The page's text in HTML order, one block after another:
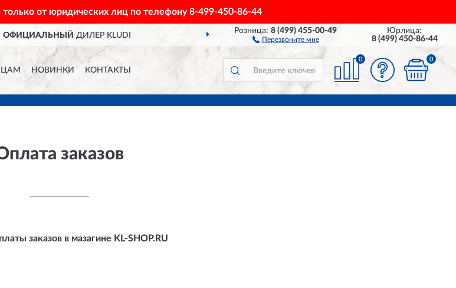
от юридических лиц по телефону8-499-450-86-44
ОФИЦИАЛЬНЫЙ ДИЛЕР KLUDI ДОСТАВИМ ПО ВСЕЙ РОССИИ
Розница:8 (499) 455-00-49
Перезвоните мне
Юрлица:
8 (499) 450-86-44
НОВИНКИ КОНТАКТЫ
0 0
заказов
заказов в мазагине KL-SHOP.RU